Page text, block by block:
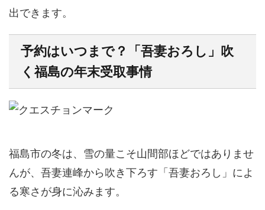
出できます。
予約はいつまで？「吾妻おろし」吹
く福島の年末受取事情
福島市の冬は、雪の量こそ山間部ほどではありませ
んが、吾妻連峰から吹き下ろす「吾妻おろし」によ
る寒さが身に沁みます。